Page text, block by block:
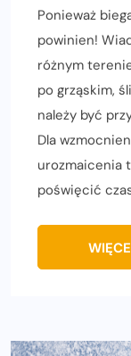
Ponieważ
powinien!
różnym
po grząskim,
należy być
Dla
urozmaicenia
poświęcić